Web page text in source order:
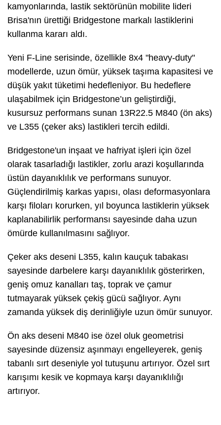
kamyonlarında, lastik sektörünün mobilite lideri
Brisa'nın ürettiği Bridgestone markalı lastiklerini
kullanma kararı aldı.
Yeni F-Line serisinde, özellikle 8x4 "heavy-duty"
modellerde, uzun ömür, yüksek taşıma kapasitesi ve
düşük yakıt tüketimi hedefleniyor. Bu hedeflere
ulaşabilmek için Bridgestone’un geliştirdiği,
kusursuz performans sunan 13R22.5 M840 (ön aks)
ve L355 (çeker aks) lastikleri tercih edildi.
Bridgestone'un inşaat ve hafriyat işleri için özel
olarak tasarladığı lastikler, zorlu arazi koşullarında
üstün dayanıklılık ve performans sunuyor.
Güçlendirilmiş karkas yapısı, olası deformasyonlara
karşı filoları korurken, yıl boyunca lastiklerin yüksek
kaplanabilirlik performansı sayesinde daha uzun
ömürde kullanılmasını sağlıyor.
Çeker aks deseni L355, kalın kauçuk tabakası
sayesinde darbelere karşı dayanıklılık gösterirken,
geniş omuz kanalları taş, toprak ve çamur
tutmayarak yüksek çekiş gücü sağlıyor. Aynı
zamanda yüksek diş derinliğiyle uzun ömür sunuyor.
Ön aks deseni M840 ise özel oluk geometrisi
sayesinde düzensiz aşınmayı engelleyerek, geniş
tabanlı sırt deseniyle yol tutuşunu artırıyor. Özel sırt
karışımı kesik ve kopmaya karşı dayanıklılığı
artırıyor.